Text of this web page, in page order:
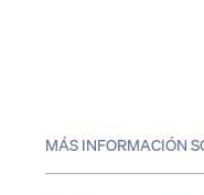
MÁS INFORMACIÓN